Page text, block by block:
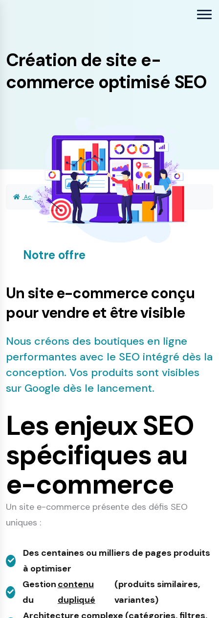
Création de site e-
commerce optimisé SEO
Accueil Nos Offres Création site e-commerce SEO
Notre offre
Un site e-commerce conçu
pour vendre et être visible
Nous créons des boutiques en ligne
performantes avec le SEO intégré dès la
conception. Vos produits sont visibles
sur Google dès le lancement.
Les enjeux SEO
spécifiques au
e-commerce
Un site e-commerce présente des défis SEO
uniques :
Des centaines ou milliers de pages produits
à optimiser
Gestion
du
contenu
dupliqué
(produits similaires,
variantes)